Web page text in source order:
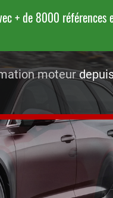
+ de 8000 références
moteur